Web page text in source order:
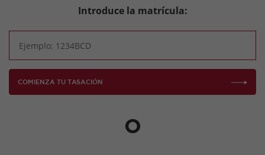
Introduce la matrícula:
COMIENZA TU TASACIÓN
O